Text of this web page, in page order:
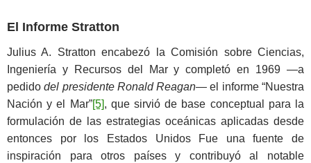
El Informe Stratton
Julius A. Stratton encabezó la Comisión sobre Ciencias,
Ingeniería y Recursos del Mar y completó en 1969 —a
pedidodel presidente Ronald Reagan— el informe “Nuestra
Nación y el Mar”[5], que sirvió de base conceptual para la
formulación de las estrategias oceánicas aplicadas desde
entonces por los Estados Unidos Fue una fuente de
inspiración para otros países y contribuyó al notable